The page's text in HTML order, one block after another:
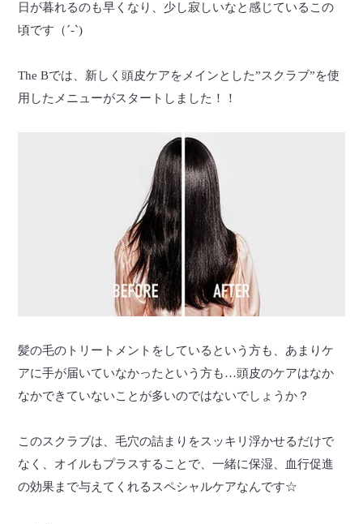
日が暮れるのも早くなり、少し寂しいなと感じているこの
頃です（´-`)
The Bでは、新しく頭皮ケアをメインとした”スクラブ”を使
用したメニューがスタートしました！！
髪の毛のトリートメントをしているという方も、あまりケ
アに手が届いていなかったという方も…頭皮のケアはなか
なかできていないことが多いのではないでしょうか？
このスクラブは、毛穴の詰まりをスッキリ浮かせるだけで
なく、オイルもプラスすることで、一緒に保湿、血行促進
の効果まで与えてくれるスペシャルケアなんです☆